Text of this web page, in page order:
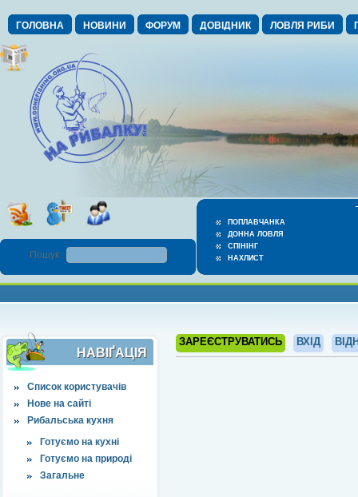
ГОЛОВНА НОВИНИ ФОРУМ ДОВІДНИК ЛОВЛЯ РИБИ
ПОПЛАВЧАНКА
ДОННА ЛОВЛЯ
СПІНІНГ
НАХЛИСТ
Пошук :
НАВІҐАЦІЯ
Список користувачів
Нове на сайті
Рибальська кухня
Готуємо на кухні
Готуємо на природі
Загальне
ЗАРЕЄСТРУВАТИСЬ ВХІД